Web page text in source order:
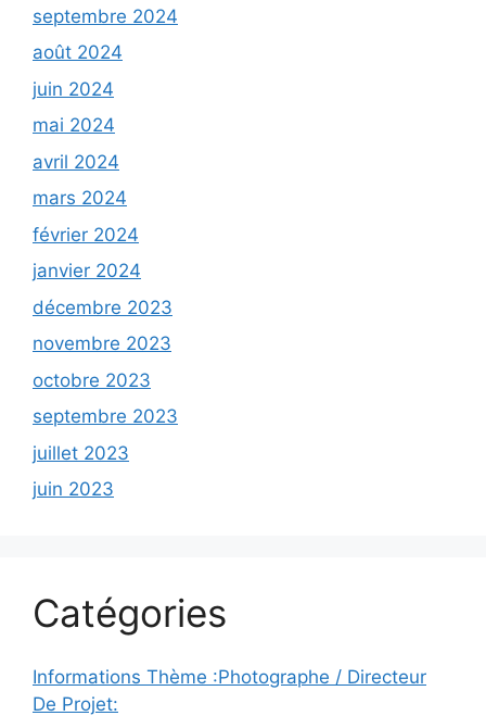
septembre 2024
août 2024
juin 2024
mai 2024
avril 2024
mars 2024
février 2024
janvier 2024
décembre 2023
novembre 2023
octobre 2023
septembre 2023
juillet 2023
juin 2023
Catégories
Informations Thème :Photographe / Directeur
De Projet: